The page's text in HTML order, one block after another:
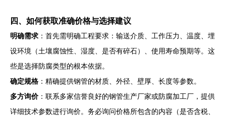
四、如何获取准确价格与选择建议
明确需求 ：首先需明确工程要求：输送介质、工作压力、温度、埋
设环境（土壤腐蚀性、湿度、是否有碎石）、使用寿命预期等。这
些是选择防腐类型的根本依据。
确定规格 ：精确提供钢管的材质、外径、壁厚、长度等参数。
多方询价：联系多家信誉良好的钢管生产厂家或防腐加工厂，提供
详细技术参数进行询价。务必询问价格所包含的内容（是否含税、